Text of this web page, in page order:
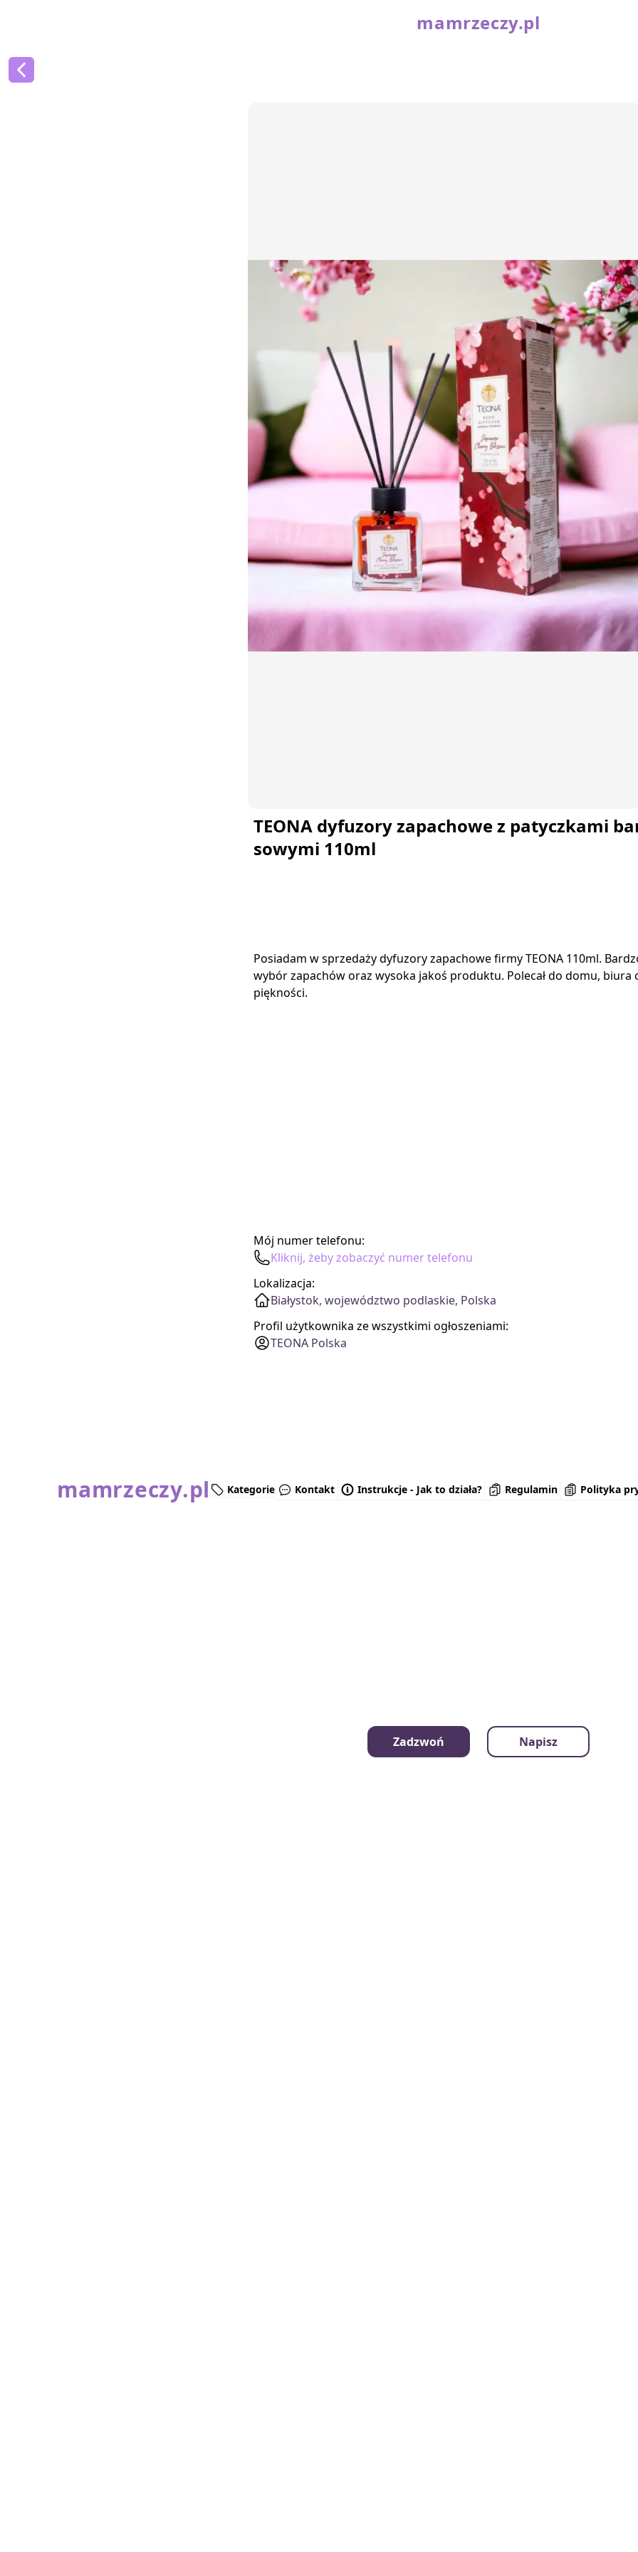
mamrzeczy.pl
TEONA dyfuzory zapachowe z patyczkami
sowymi 110ml
Posiadam w sprzedaży dyfuzory zapachowe firmy TEONA 110ml.
wybór zapachów oraz wysoka jakoś produktu. Polecał do domu, biura
piękności.
Mój numer telefonu:
Kliknij, żeby zobaczyć numer telefonu
Lokalizacja:
Białystok, województwo podlaskie, Polska
Profil użytkownika ze wszystkimi ogłoszeniami:
TEONA Polska
Zadzwoń Napisz
mamrzeczy.pl Kategorie Kontakt Instrukcje - Jak to działa? Regulamin Polityka